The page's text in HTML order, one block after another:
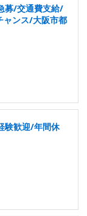
募/交通費支給/
ャンス/大阪市都
験歓迎/年間休